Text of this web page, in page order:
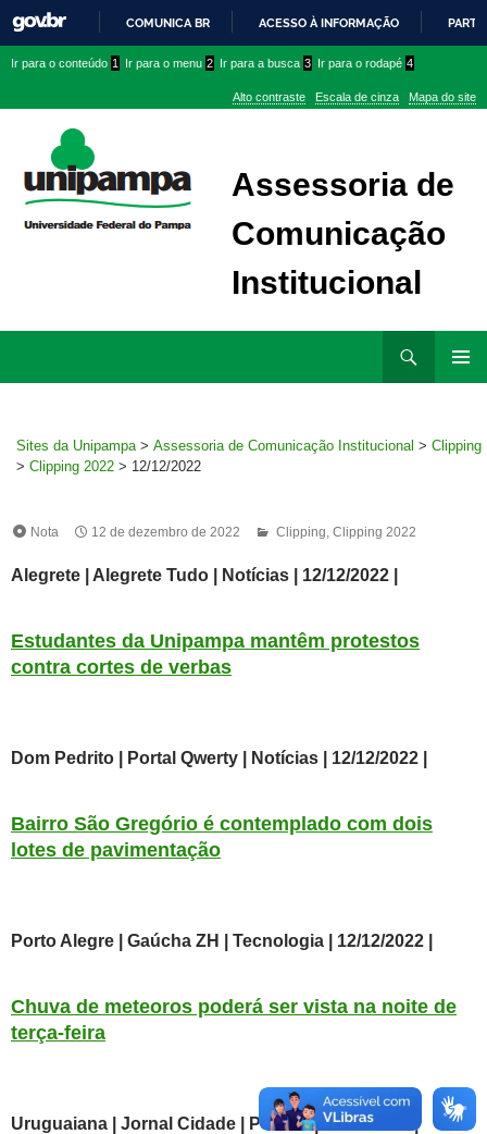
PARA
CONTEÚDO
COMUNICA BR ACESSO À INFORMAÇÃO
conteúdo
menu
superior
menu
Ir para o conteúdo 1 Ir para o menu 2 Ir para a busca 3 Ir para o rodapé 4
Alto contraste Escala de cinza Mapa do site
Assessoria de
Comunicação
Institucional
Sites da Unipampa > Assessoria de Comunicação Institucional > Clipping
> Clipping 2022 > 12/12/2022
Nota 12 de dezembro de 2022 Clipping Clipping 2022
Alegrete | Alegrete Tudo | Notícias | 12/12/2022 |
Estudantes da Unipampa mantêm protestos
contra cortes de verbas
Dom Pedrito | Portal Qwerty | Notícias | 12/12/2022 |
Bairro São Gregório é contemplado com dois
lotes de pavimentação
Porto Alegre | Gaúcha ZH | Tecnologia | 12/12/2022 |
Chuva de meteoros poderá ser vista na noite de
terça-feira
Uruguaiana | Jornal Cidade | Política | 12/12/2022 |